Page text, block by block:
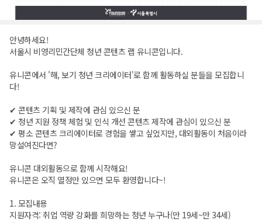
안녕하세요!
서울시 비영리민간단체 청년 콘텐츠 랩 유니콘입니다.
유니콘에서 '해, 보기 청년 크리에이터'로 함께 활동하실 분들을 모집합니
다!
✔ 콘텐츠 기획 및 제작에 관심 있으신 분
✔ 청년 지원 정책 체험 및 인식 개선 콘텐츠 제작에 관심이 있으신 분
✔ 평소 콘텐츠 크리에이터로 경험을 쌓고 싶었지만, 대외활동이 처음이라
망설여진다면?
유니콘 대외활동으로 함께 시작해요!
유니콘은 오직 열정만 있으면 모두 환영합니다~!
1. 모집내용
지원자격: 취업 역량 강화를 희망하는 청년 누구나(만 19세~만 34세)